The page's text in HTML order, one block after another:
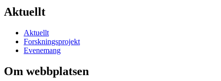
Aktuellt
Aktuellt
Forskningsprojekt
Evenemang
Om webbplatsen